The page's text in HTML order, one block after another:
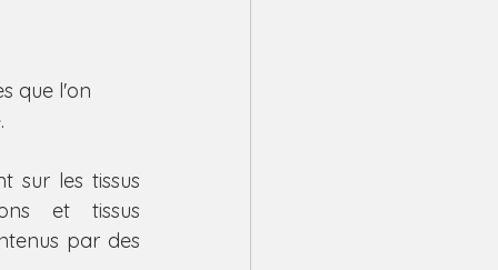
que l'on
sur les tissus
et tissus
par des